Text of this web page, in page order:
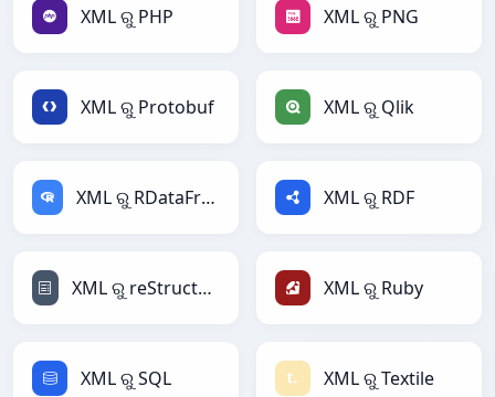
XML ରୁ PHP XML ରୁ PNG
XML ରୁ Protobuf XML ରୁ Qlik
XML ରୁ RDataFrame XML ରୁ RDF
XML ରୁ reStructuredText XML ରୁ Ruby
XML ରୁ SQL XML ରୁ Textile